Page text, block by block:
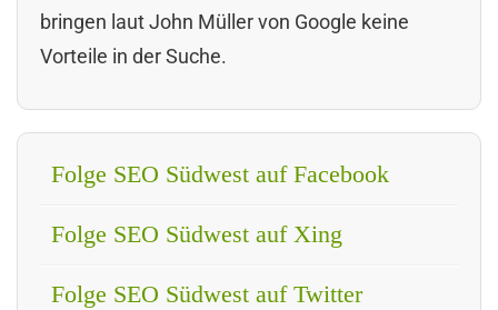
bringen laut John Müller von Google keine
Vorteile in der Suche.
Folge SEO Südwest auf Facebook
Folge SEO Südwest auf Xing
Folge SEO Südwest auf Twitter